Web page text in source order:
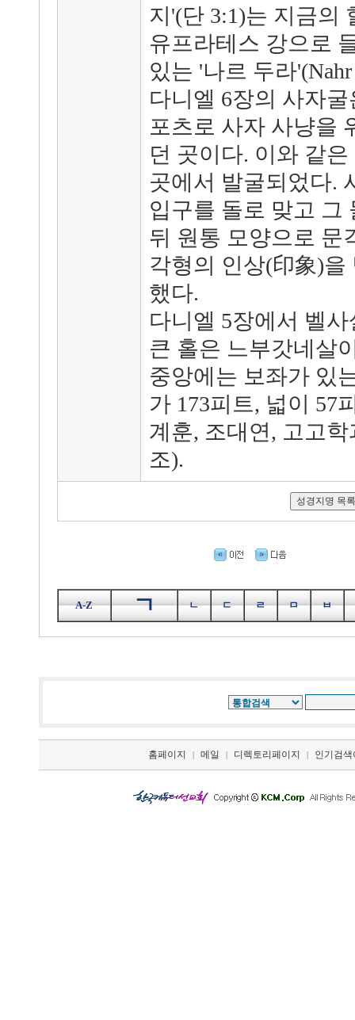
지'(단 3:1)는 지금의
유프라테스 강으로
있는 '나르 두라
다니엘 6장의 사자
포츠로 사자 사냥을
던 곳이다. 이와 같
곳에서 발굴되었다.
입구를 돌로 맞고 그
뒤 원통 모양으로 문
각형의 인상(印象)
했다.
다니엘 5장에서 벨
큰 홀은 느부갓네살
중앙에는 보좌가 있
가 173피트, 넓이 57
계훈, 조대연, 고고학
조).
A-Z ㄱ ㄴ ㄷ ㄹ ㅁ ㅂ
홈페이지 | 메일 | 디렉토리페이지 | 인기검색